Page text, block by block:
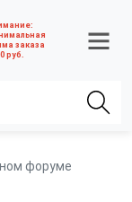
заказа
руб.
форуме